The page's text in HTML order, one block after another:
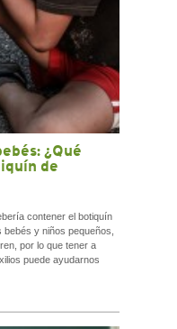
¿Qué
de
contener el botiquín
y niños pequeños,
por lo que tener a
puede ayudarnos